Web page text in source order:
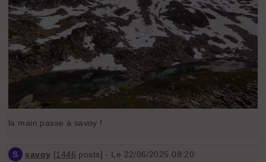
la main passe à savoy !
S savoy [1446 posts] - Le 22/06/2025 08:20